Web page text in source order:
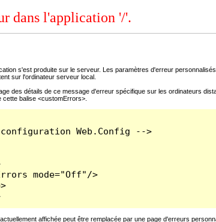
dans l'application '/'.
s'est produite sur le serveur. Les paramètres d'erreur
sur l'ordinateur serveur local.
des détails de ce message d'erreur spécifique sur les ordinateurs
balise <customErrors>.
Web.Config -->
mode="Off"/>
affichée peut être remplacée par une page d'erreurs